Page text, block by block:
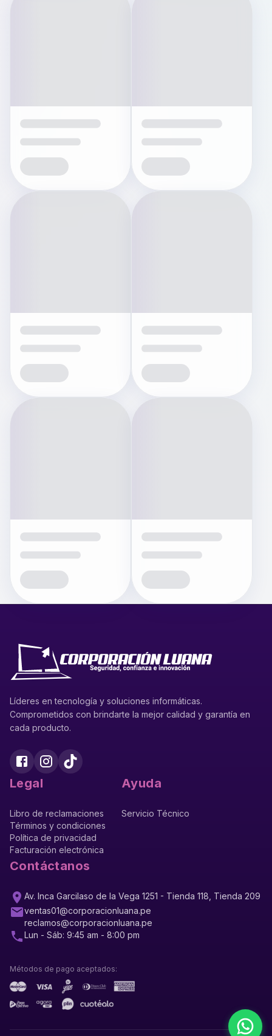
Líderes en tecnología y soluciones informáticas.
Comprometidos con brindarte la mejor calidad y garantía en
cada producto.
Legal
Libro de reclamaciones
Términos y condiciones
Política de privacidad
Facturación electrónica
Ayuda
Servicio Técnico
Contáctanos
Av. Inca Garcilaso de la Vega 1251 - Tienda 118, Tienda 209
ventas01@corporacionluana.pe
reclamos@corporacionluana.pe
Lun - Sáb: 9:45 am - 8:00 pm
Métodos de pago aceptados: